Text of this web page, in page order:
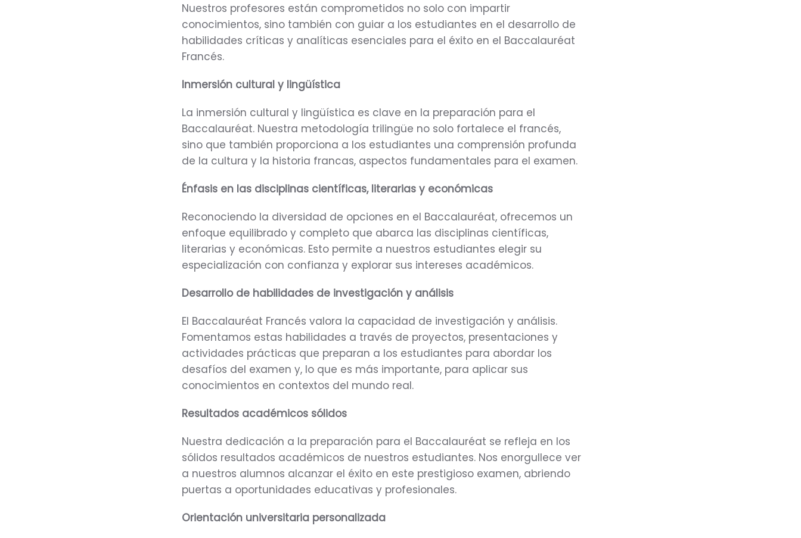
Nuestros profesores están comprometidos no solo con impartir
conocimientos, sino también con guiar a los estudiantes en el desarrollo de
habilidades críticas y analíticas esenciales para el éxito en el Baccalauréat
Francés.
Inmersión cultural y lingüística
La inmersión cultural y lingüística es clave en la preparación para el
Baccalauréat. Nuestra metodología trilingüe no solo fortalece el francés,
sino que también proporciona a los estudiantes una comprensión profunda
de la cultura y la historia francas, aspectos fundamentales para el examen.
Énfasis en las disciplinas científicas, literarias y económicas
Reconociendo la diversidad de opciones en el Baccalauréat, ofrecemos un
enfoque equilibrado y completo que abarca las disciplinas científicas,
literarias y económicas. Esto permite a nuestros estudiantes elegir su
especialización con confianza y explorar sus intereses académicos.
Desarrollo de habilidades de investigación y análisis
El Baccalauréat Francés valora la capacidad de investigación y análisis.
Fomentamos estas habilidades a través de proyectos, presentaciones y
actividades prácticas que preparan a los estudiantes para abordar los
desafíos del examen y, lo que es más importante, para aplicar sus
conocimientos en contextos del mundo real.
Resultados académicos sólidos
Nuestra dedicación a la preparación para el Baccalauréat se refleja en los
sólidos resultados académicos de nuestros estudiantes. Nos enorgullece ver
a nuestros alumnos alcanzar el éxito en este prestigioso examen, abriendo
puertas a oportunidades educativas y profesionales.
Orientación universitaria personalizada